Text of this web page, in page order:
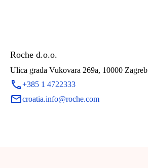
Roche d.o.o.
Ulica grada Vukovara 269a, 10000 Zagreb
+385 1 4722333
croatia.info@roche.com